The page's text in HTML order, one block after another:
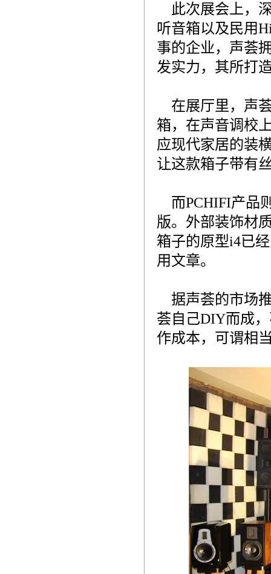
此次展会上，
听音箱以及民用
事的企业，声荟
发实力，其所打
在展厅里，声
箱，在声音调校
应现代家居的装
让这款箱子带有
而PCHIFI产品
版。外部装饰材
箱子的原型i4已
用文章。
据声荟的市场
荟自己DIY而成
作成本，可谓相